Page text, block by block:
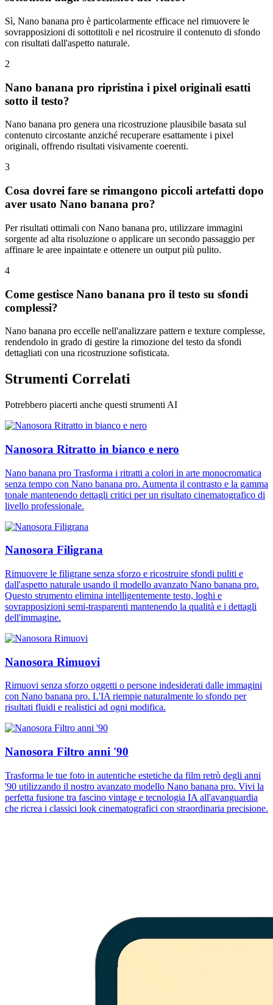
Sì, Nano banana pro è particolarmente efficace nel rimuovere le
sovrapposizioni di sottotitoli e nel ricostruire il contenuto di sfondo
con risultati dall'aspetto naturale.
2
Nano banana pro ripristina i pixel originali esatti
sotto il testo?
Nano banana pro genera una ricostruzione plausibile basata sul
contenuto circostante anziché recuperare esattamente i pixel
originali, offrendo risultati visivamente coerenti.
3
Cosa dovrei fare se rimangono piccoli artefatti dopo
aver usato Nano banana pro?
Per risultati ottimali con Nano banana pro, utilizzare immagini
sorgente ad alta risoluzione o applicare un secondo passaggio per
affinare le aree inpaintate e ottenere un output più pulito.
4
Come gestisce Nano banana pro il testo su sfondi
complessi?
Nano banana pro eccelle nell'analizzare pattern e texture complesse,
rendendolo in grado di gestire la rimozione del testo da sfondi
dettagliati con una ricostruzione sofisticata.
Strumenti Correlati
Potrebbero piacerti anche questi strumenti AI
Nanosora Ritratto in bianco e nero
Nano banana pro Trasforma i ritratti a colori in arte monocromatica
senza tempo con Nano banana pro. Aumenta il contrasto e la gamma
tonale mantenendo dettagli critici per un risultato cinematografico di
livello professionale.
Nanosora Filigrana
Rimuovere le filigrane senza sforzo e ricostruire sfondi puliti e
dall'aspetto naturale usando il modello avanzato Nano banana pro.
Questo strumento elimina intelligentemente testo, loghi e
sovrapposizioni semi-trasparenti mantenendo la qualità e i dettagli
dell'immagine.
Nanosora Rimuovi
Rimuovi senza sforzo oggetti o persone indesiderati dalle immagini
con Nano banana pro. L'IA riempie naturalmente lo sfondo per
risultati fluidi e realistici ad ogni modifica.
Nanosora Filtro anni '90
Trasforma le tue foto in autentiche estetiche da film retrò degli anni
'90 utilizzando il nostro avanzato modello Nano banana pro. Vivi la
perfetta fusione tra fascino vintage e tecnologia IA all'avanguardia
che ricrea i classici look cinematografici con straordinaria precisione.